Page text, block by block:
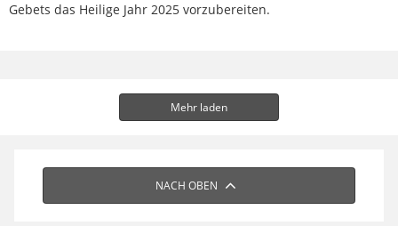
Gebets das Heilige Jahr 2025 vorzubereiten.
Mehr laden
NACH OBEN